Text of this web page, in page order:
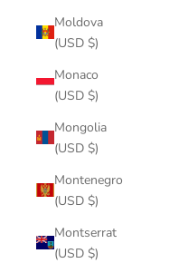
Moldova
(USD $)
Monaco
(USD $)
Mongolia
(USD $)
Montenegro
(USD $)
Montserrat
(USD $)